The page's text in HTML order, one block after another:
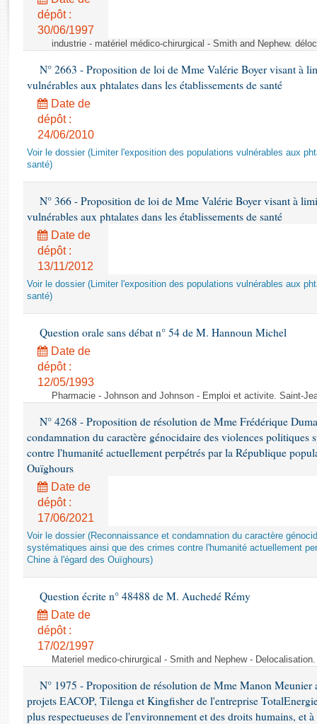
Rapports d'enquête
Rapports législatifs
Budget et sécurité sociale
Questions écrites et orales
Comptes rendus des débats
dépôt :
30/06/1997
industrie - matériel médico-chirurgical - Smith and Nephew.
N° 2663 - Proposition de loi de Mme Valérie Boyer visant à
vulnérables aux phtalates dans les établissements de santé
Date de
dépôt :
24/06/2010
Voir le dossier (Limiter l'exposition des populations vulnérables aux
santé)
N° 366 - Proposition de loi de Mme Valérie Boyer visant à
vulnérables aux phtalates dans les établissements de santé
Date de
dépôt :
13/11/2012
Voir le dossier (Limiter l'exposition des populations vulnérables aux
santé)
Question orale sans débat n° 54 de M. Hannoun Michel
Date de
dépôt :
12/05/1993
Pharmacie - Johnson and Johnson - Emploi et activite. Saint-
N° 4268 - Proposition de résolution de Mme Frédérique
condamnation du caractère génocidaire des violences politiques
contre l'humanité actuellement perpétrés par la République
Ouïghours
Date de
dépôt :
17/06/2021
Voir le dossier (Reconnaissance et condamnation du caractère
systématiques ainsi que des crimes contre l'humanité actuellement
Chine à l'égard des Ouïghours)
Question écrite n° 48488 de M. Auchedé Rémy
Date de
dépôt :
17/02/1997
Materiel medico-chirurgical - Smith and Nephew -
N° 1975 - Proposition de résolution de Mme Manon Meunier
projets EACOP, Tilenga et Kingfisher de l'entreprise
plus respectueuses de l'environnement et des droits humains, et